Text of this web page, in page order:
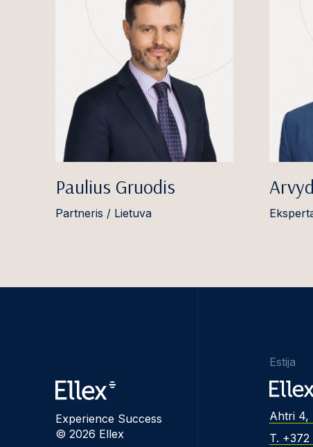
Paulius Gruodis
Partneris / Lietuva
Experience Success
© 2026 Ellex
Estija
Ahtri 4,
T.